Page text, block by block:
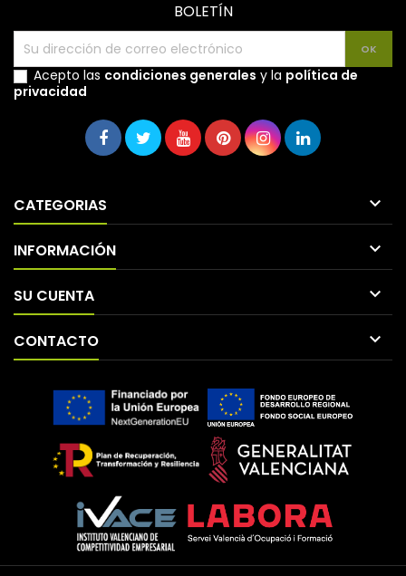
BOLETÍN
Acepto las condiciones generales y la política de
privacidad
CATEGORIAS 
INFORMACIÓN 
SU CUENTA 
CONTACTO 